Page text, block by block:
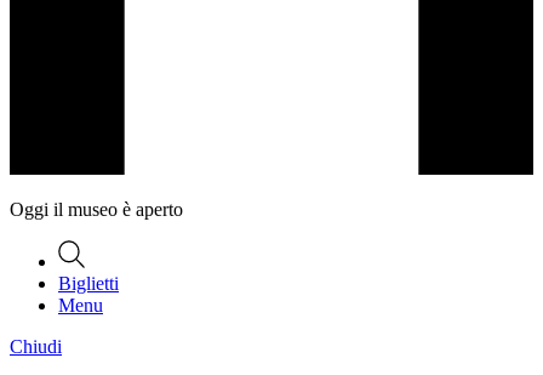
Oggi il museo è aperto
Biglietti
Menu
Chiudi